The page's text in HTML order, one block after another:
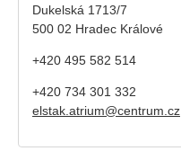
Dukelská 1713/7
500 02 Hradec Králové
+420 495 582 514
+420 734 301 332
elstak.atrium@centrum.cz